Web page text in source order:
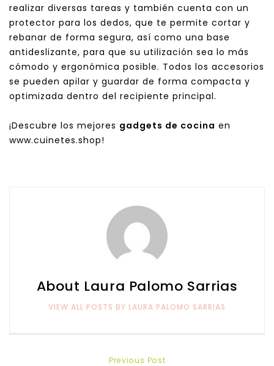
realizar diversas tareas y también cuenta con un
protector para los dedos, que te permite cortar y
rebanar de forma segura, así como una base
antideslizante, para que su utilización sea ​​lo más
cómodo y ergonómica posible. Todos los accesorios
se pueden apilar y guardar de forma compacta y
optimizada dentro del recipiente principal.
¡Descubre los mejores gadgets de cocina en
www.cuinetes.shop!
About Laura Palomo Sarrias
VIEW ALL POSTS BY LAURA PALOMO SARRIAS
Previous Post